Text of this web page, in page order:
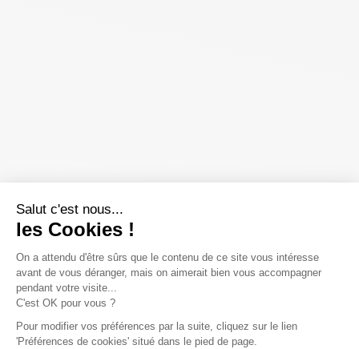
Salut c'est nous...
les Cookies !
On a attendu d'être sûrs que le contenu de ce site vous intéresse
avant de vous déranger, mais on aimerait bien vous accompagner
pendant votre visite...
C'est OK pour vous ?
Pour modifier vos préférences par la suite, cliquez sur le lien
'Préférences de cookies' situé dans le pied de page.